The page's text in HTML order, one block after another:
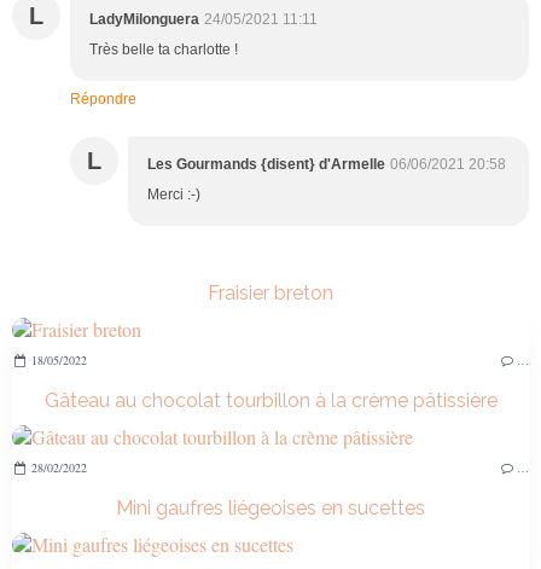
L LadyMilonguera 24/05/2021 11:11
Très belle ta charlotte !
Répondre
L Les Gourmands {disent} d'Armelle 06/06/2021 20:58
Merci :-)
Fraisier breton
18/05/2022
Gâteau au chocolat tourbillon à la crème pâtissière
28/02/2022
Mini gaufres liégeoises en sucettes